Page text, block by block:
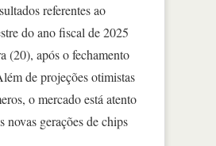
referentes ao
do ano fiscal de 2025
(20), após o fechamento
de projeções otimistas
o mercado está atento
novas gerações de chips